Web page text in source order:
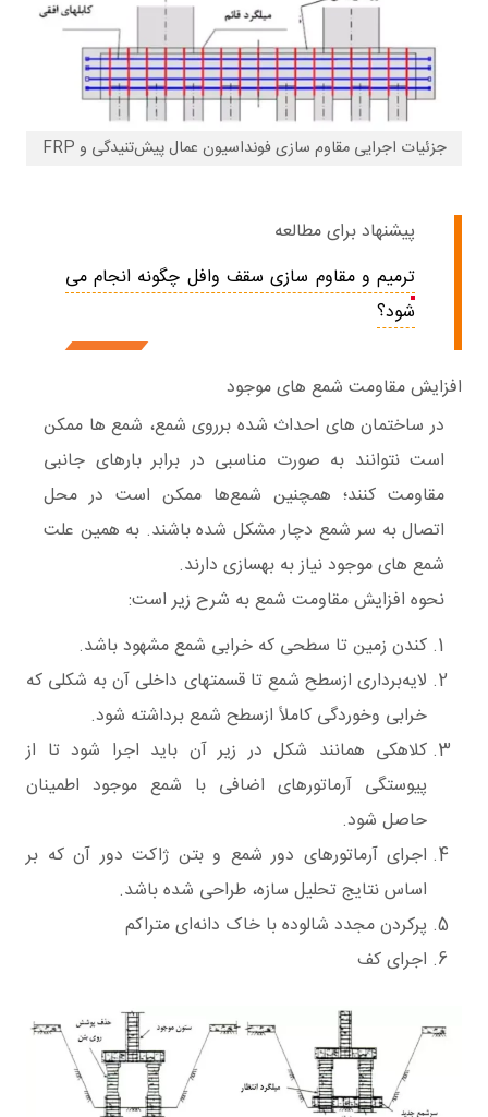
جزئیات اجرایی مقاوم سازی فونداسیون عمال پیش‌تنیدگی و FRP
پیشنهاد برای مطالعه
ترمیم و مقاوم سازی سقف وافل چگونه انجام می
شود؟
افزایش مقاومت شمع های موجود
در ساختمان های احداث شده برروی شمع، شمع ها ممکن
است نتوانند به صورت مناسبی در برابر بارهای جانبی
مقاومت کنند؛ همچنین شمع‌ها ممکن است در محل
اتصال به سر شمع دچار مشکل شده باشند. به همین علت
شمع های موجود نیاز به بهسازی دارند.
نحوه افزایش مقاومت شمع به شرح زیر است:
کندن زمین تا سطحی که خرابی شمع مشهود باشد.
لایه‌برداری ازسطح شمع تا قسمتهای داخلی آن به شکلی که
خرابی وخوردگی کاملاً ازسطح شمع برداشته شود.
کلاهکی همانند شکل در زیر آن باید اجرا شود تا از
پیوستگی آرماتورهای اضافی با شمع موجود اطمینان
حاصل شود.
اجرای آرماتورهای دور شمع و بتن ژاکت دور آن که بر
اساس نتایج تحلیل سازه، طراحی شده باشد.
پرکردن مجدد شالوده با خاک دانه‌ای متراکم
اجرای کف